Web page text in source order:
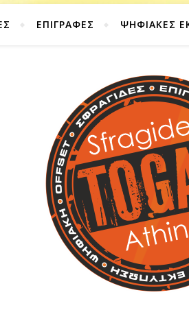
ΕΠΙΓΡΑΦΕΣ ΨΗΦΙΑΚΕΣ